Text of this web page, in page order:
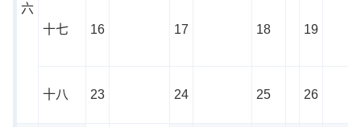
六
十七 16 17 18 19
十八 23 24 25 26